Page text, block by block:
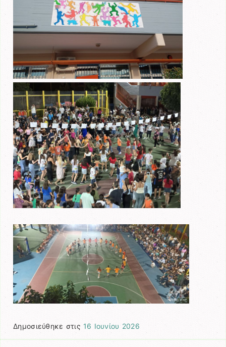
Δημοσιεύθηκε στις 16 Ιουνίου 2026